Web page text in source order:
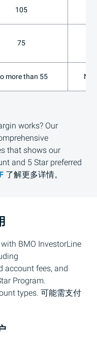
105
75
more than 55 No
works? Our
that shows our
and 5 Star preferred
了解更多详情。
BMO InvestorLine
account fees, and
Program.
types. 可能需支付